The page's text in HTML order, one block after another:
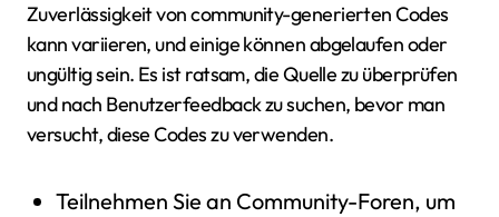
Zuverlässigkeit von community-generierten Codes
kann variieren, und einige können abgelaufen oder
ungültig sein. Es ist ratsam, die Quelle zu überprüfen
und nach Benutzerfeedback zu suchen, bevor man
versucht, diese Codes zu verwenden.
Teilnehmen Sie an Community-Foren, um